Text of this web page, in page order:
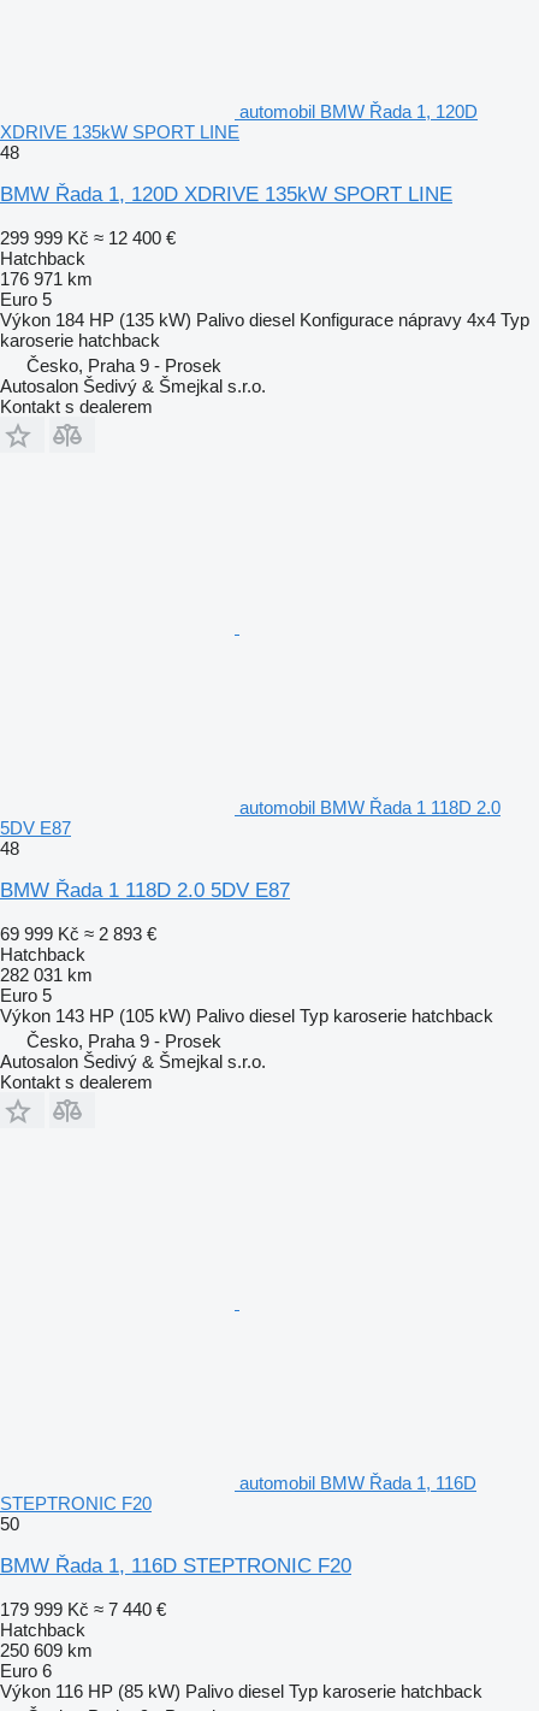
automobil BMW Řada 1, 120D
XDRIVE 135kW SPORT LINE
48
BMW Řada 1, 120D XDRIVE 135kW SPORT LINE
299 999 Kč ≈ 12 400 €
Hatchback
176 971 km
Euro 5
Výkon 184 HP (135 kW) Palivo diesel Konfigurace nápravy 4x4 Typ
karoserie hatchback
Česko, Praha 9 - Prosek
Autosalon Šedivý & Šmejkal s.r.o.
Kontakt s dealerem
automobil BMW Řada 1 118D 2.0
5DV E87
48
BMW Řada 1 118D 2.0 5DV E87
69 999 Kč ≈ 2 893 €
Hatchback
282 031 km
Euro 5
Výkon 143 HP (105 kW) Palivo diesel Typ karoserie hatchback
Česko, Praha 9 - Prosek
Autosalon Šedivý & Šmejkal s.r.o.
Kontakt s dealerem
automobil BMW Řada 1, 116D
STEPTRONIC F20
50
BMW Řada 1, 116D STEPTRONIC F20
179 999 Kč ≈ 7 440 €
Hatchback
250 609 km
Euro 6
Výkon 116 HP (85 kW) Palivo diesel Typ karoserie hatchback